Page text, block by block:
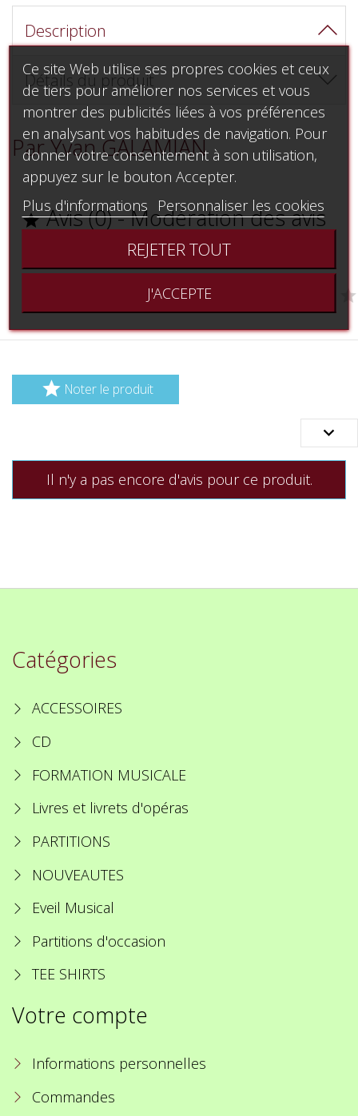
Description
Détails du produit
Par Yvan GALAMIAN
Avis (0) - Modération des avis

 Noter le produit

Il n'y a pas encore d'avis pour ce produit.
Catégories
ACCESSOIRES
CD
FORMATION MUSICALE
Livres et livrets d'opéras
PARTITIONS
NOUVEAUTES
Eveil Musical
Partitions d'occasion
TEE SHIRTS
Votre compte
Informations personnelles
Commandes
Ce site Web utilise ses propres cookies et ceux
de tiers pour améliorer nos services et vous
montrer des publicités liées à vos préférences
en analysant vos habitudes de navigation. Pour
donner votre consentement à son utilisation,
appuyez sur le bouton Accepter.
Plus d'informations
Personnaliser les cookies
REJETER TOUT
J'ACCEPTE